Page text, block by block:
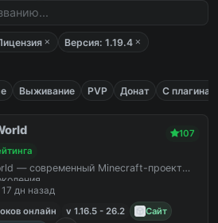
Версия: 1.19.4
Выживание PVP Донат С
107
— современный Minecraft-проект
дн назад
онлайн
v 1.16.5 - 26.2
Сайт